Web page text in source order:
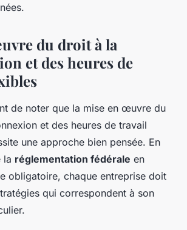
du droit à la
et des heures de
de noter que la mise en œuvre du
et des heures de travail
une approche bien pensée. En
la réglementation fédérale en
obligatoire, chaque entreprise doit
qui correspondent à son